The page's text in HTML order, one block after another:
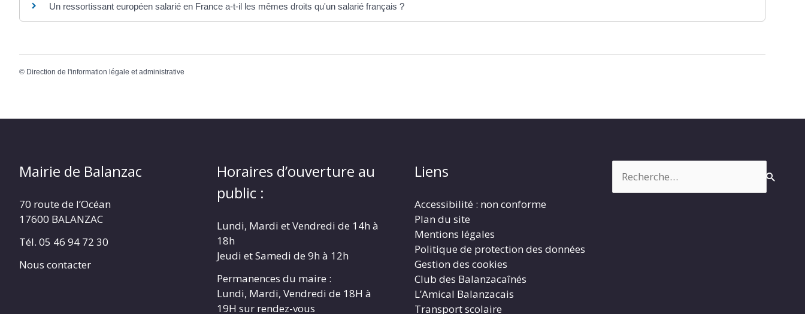
Un ressortissant européen salarié en France a-t-il les mêmes droits qu'un salarié français ?
© Direction de l'information légale et administrative
Mairie de Balanzac
70 route de l’Océan
17600 BALANZAC
Tél. 05 46 94 72 30
Nous contacter
Horaires d’ouverture au
public :
Lundi, Mardi et Vendredi de 14h à
18h
Jeudi et Samedi de 9h à 12h
Permanences du maire :
Lundi, Mardi, Vendredi de 18H à
19H sur rendez-vous
Liens
Accessibilité : non conforme
Plan du site
Mentions légales
Politique de protection des données
Gestion des cookies
Club des Balanzacaînés
L’Amical Balanzacais
Transport scolaire